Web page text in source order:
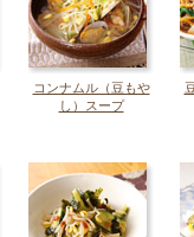
コンナムル（豆もや
し）スープ